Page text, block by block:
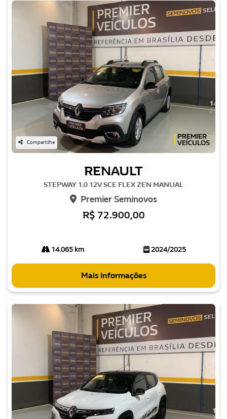
Compartilhe
RENAULT
STEPWAY 1.0 12V SCE FLEX ZEN MANUAL
Premier Seminovos
R$ 72.900,00
14.065 km 2024/2025
Mais informações